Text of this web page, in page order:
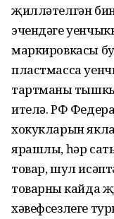
җилләтелгән
эчендәге
маркировкасы
пластмасса
тартманың
ителә. РФ
хокукларын
ярашлы, һәр
товар, шул
товарның кайда
хәвефсезлеге